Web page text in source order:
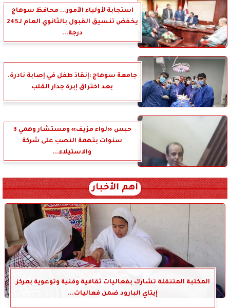
استجابة لأولياء الأمور... محافظ سوهاج
يخفض تنسيق القبول بالثانوي العام لـ245
درجة...
جامعة سوهاج :إنقاذ طفل في إصابة نادرة.
بعد اختراق إبرة جدار القلب
حبس «لواء مزيف» ومستشار وهمي 3
سنوات بتهمة النصب على شركة
والاستيلاء...
أهم الأخبار
المكتبة المتنقلة تشارك بفعاليات ثقافية وفنية وتوعوية بمركز
إيتاي البارود ضمن فعاليات...